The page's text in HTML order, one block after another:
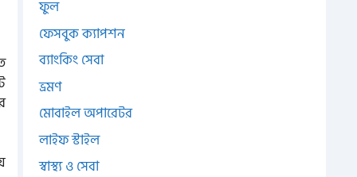
ফুল
ফেসবুক ক্যাপশন
ব্যাংকিং সেবা
ভ্রমণ
মোবাইল অপারেটর
লাইফ স্টাইল
স্বাস্থ্য ও সেবা